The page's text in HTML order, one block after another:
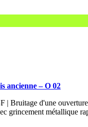
ancienne – O 02
| Bruitage d'une
grincement métallique